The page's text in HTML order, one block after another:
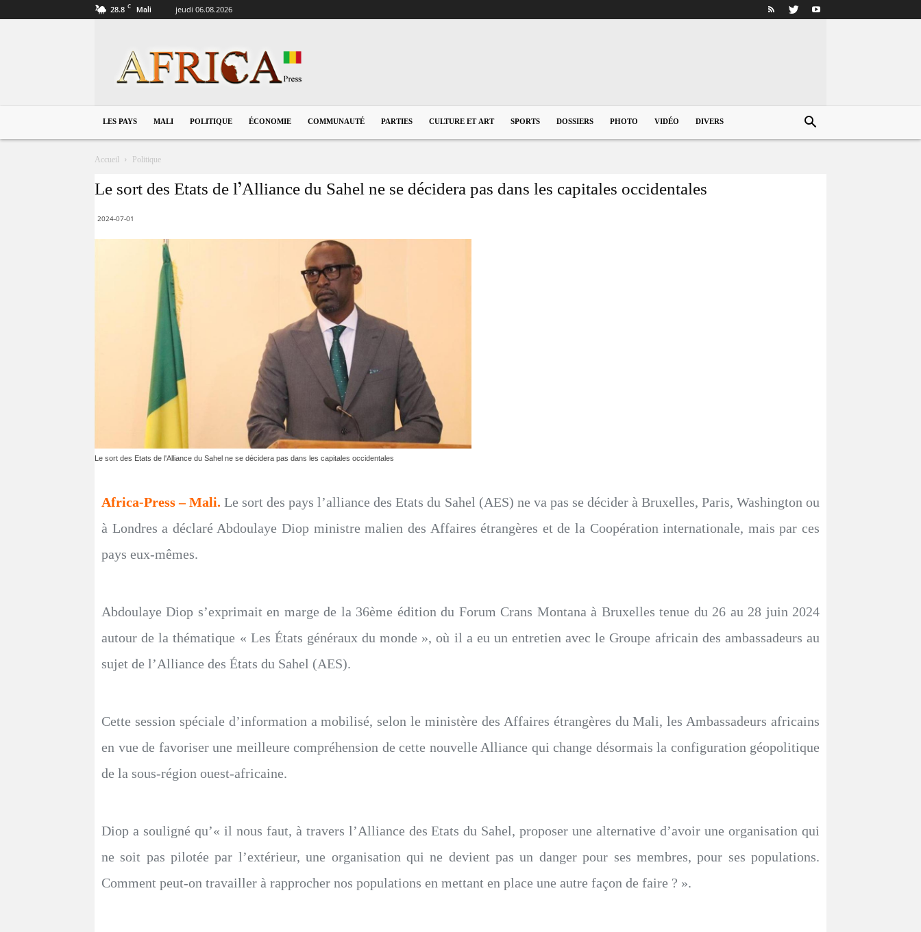
28.8 C Mali jeudi 06.08.2026
LES PAYS MALI POLITIQUE ÉCONOMIE COMMUNAUTÉ PARTIES CULTURE ET ART SPORTS DOSSIERS PHOTO VIDÉO DIVERS
Accueil Politique
Le sort des Etats de l’Alliance du Sahel ne se décidera pas dans les capitales occidentales
2024-07-01
Le sort des Etats de l'Alliance du Sahel ne se décidera pas dans les capitales occidentales
Africa-Press – Mali.Le sort des pays l’alliance des Etats du Sahel (AES) ne va pas se décider à Bruxelles, Paris, Washington ou
à Londres a déclaré Abdoulaye Diop ministre malien des Affaires étrangères et de la Coopération internationale, mais par ces
pays eux-mêmes.
Abdoulaye Diop s’exprimait en marge de la 36ème édition du Forum Crans Montana à Bruxelles tenue du 26 au 28 juin 2024
autour de la thématique « Les États généraux du monde », où il a eu un entretien avec le Groupe africain des ambassadeurs au
sujet de l’Alliance des États du Sahel (AES).
Cette session spéciale d’information a mobilisé, selon le ministère des Affaires étrangères du Mali, les Ambassadeurs africains
en vue de favoriser une meilleure compréhension de cette nouvelle Alliance qui change désormais la configuration géopolitique
de la sous-région ouest-africaine.
Diop a souligné qu’« il nous faut, à travers l’Alliance des Etats du Sahel, proposer une alternative d’avoir une organisation qui
ne soit pas pilotée par l’extérieur, une organisation qui ne devient pas un danger pour ses membres, pour ses populations.
Comment peut-on travailler à rapprocher nos populations en mettant en place une autre façon de faire ? ».